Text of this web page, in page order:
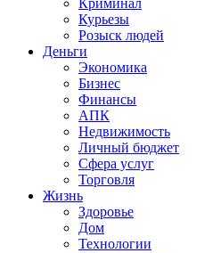
Криминал
Курьезы
Розыск людей
Деньги
Экономика
Бизнес
Финансы
АПК
Недвижимость
Личный бюджет
Сфера услуг
Торговля
Жизнь
Здоровье
Дом
Технологии